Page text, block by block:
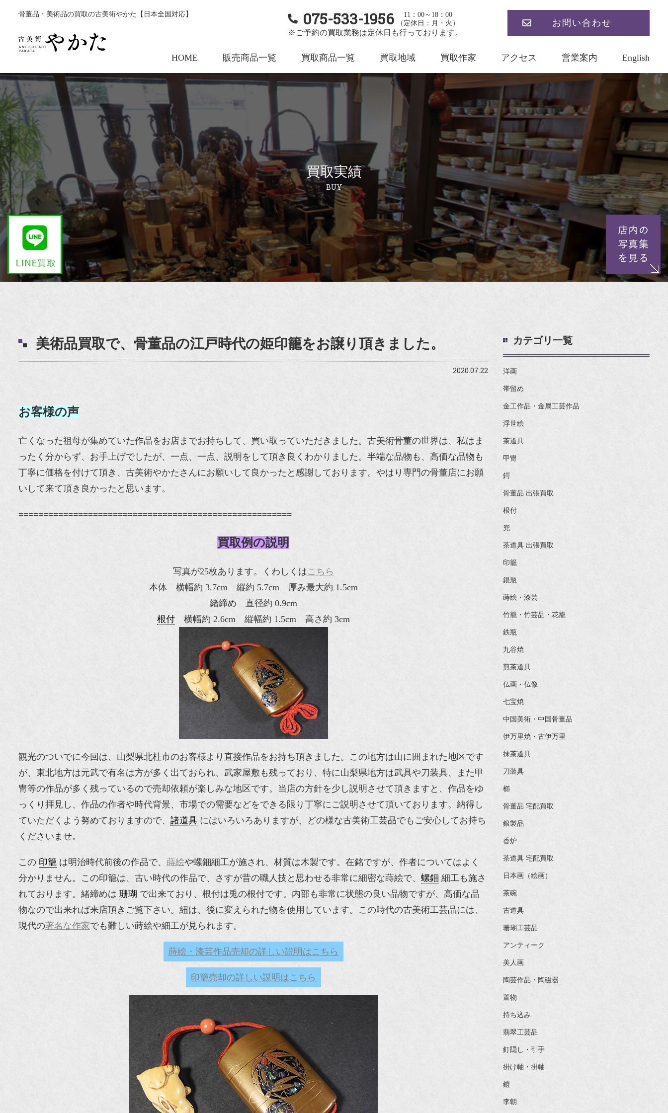
骨董品・美術品の買取の古美術やかた【日本全国対応】 075-533-1956
11：00～18：00
（定休日：月・火）
※ご予約の買取業務は定休日も行っております。
お問い合わせ
HOME 販売商品一覧 買取商品一覧 買取地域 買取作家 アクセス 営業案内 English
買取実績
BUY
美術品買取で、骨董品の江戸時代の姫印籠をお譲り頂きました。
2020.07.22
お客様の声
亡くなった祖母が集めていた作品をお店までお持ちして、買い取っていただきました。古美術骨董の世界は、私はま
ったく分からず、お手上げでしたが、一点、一点、説明をして頂き良くわかりました。半端な品物も、高価な品物も
丁寧に価格を付けて頂き、古美術やかたさんにお願いして良かったと感謝しております。やはり専門の骨董店にお願
いして来て頂き良かったと思います。
=======================================================
買取例の説明
写真が25枚あります。くわしくはこちら
本体 横幅約 3.7cm 縦約 5.7cm 厚み最大約 1.5cm
緒締め 直径約 0.9cm
根付横幅約 2.6cm 縦幅約 1.5cm 高さ約 3cm
観光のついでに今回は、山梨県北杜市のお客様より直接作品をお持ち頂きました。この地方は山に囲まれた地区です
が、東北地方は元武で有名は方が多く出ておられ、武家屋敷も残っており、特に山梨県地方は武具や刀装具、また甲
冑等の作品が多く残っているので売却依頼が楽しみな地区です。当店の方針を少し説明させて頂きますと、作品をゆ
っくり拝見し、作品の作者や時代背景、市場での需要などをできる限り丁寧にご説明させて頂いております。納得し
ていただくよう努めておりますので、 諸道具 にはいろいろありますが、どの様な古美術工芸品でもご安心してお持ち
くださいませ。
この 印籠 は明治時代前後の作品で、 蒔絵や螺鈿細工が施され、材質は木製です。在銘ですが、作者についてはよく
分かりません。この印籠は、古い時代の作品で、さすが昔の職人技と思わせる非常に細密な蒔絵で、 螺鈿 細工も施さ
れております。緒締めは 珊瑚 で出来ており、根付は兎の根付です。内部も非常に状態の良い品物ですが、高価な品
物なので出来れば来店頂きご覧下さい。紐は、後に変えられた物を使用しています。この時代の古美術工芸品には、
現代の著名な作家でも難しい蒔絵や細工が見られます。
蒔絵・漆芸作品売却の詳しい説明はこちら
印籠売却の詳しい説明はこちら
カテゴリ一覧
洋画
帯留め
金工作品・金属工芸作品
浮世絵
茶道具
甲冑
鍔
骨董品 出張買取
根付
兜
茶道具 出張買取
印籠
銀瓶
蒔絵・漆芸
竹籠・竹芸品・花籠
鉄瓶
九谷焼
煎茶道具
仏画・仏像
七宝焼
中国美術・中国骨董品
伊万里焼・古伊万里
抹茶道具
刀装具
櫛
骨董品 宅配買取
銀製品
香炉
茶道具 宅配買取
日本画（絵画）
茶碗
古道具
珊瑚工芸品
アンティーク
美人画
陶芸作品・陶磁器
置物
持ち込み
翡翠工芸品
釘隠し・引手
掛け軸・掛軸
鎧
李朝